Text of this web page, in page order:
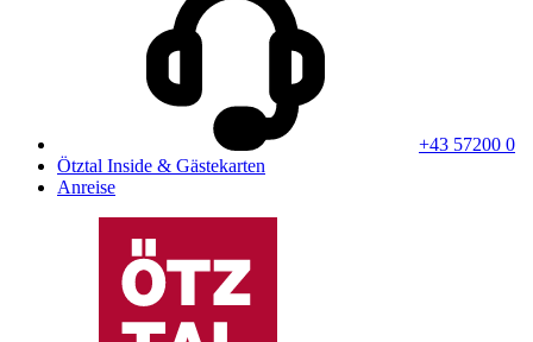
+43 57200 0
Ötztal Inside & Gästekarten
Anreise